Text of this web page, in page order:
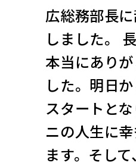
広総務部長
しました。
本当にあり
した。明日
スタートと
ニの人生に
ます。そし